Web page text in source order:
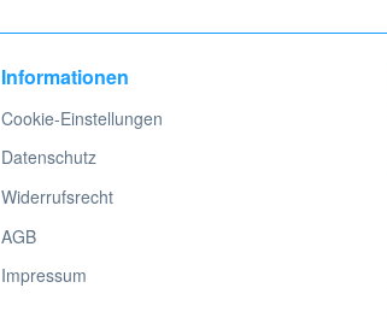
Informationen
Cookie-Einstellungen
Datenschutz
Widerrufsrecht
AGB
Impressum